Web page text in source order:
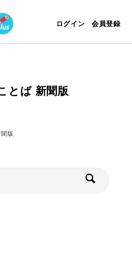
ログイン 会員登録
とば 新聞版
版